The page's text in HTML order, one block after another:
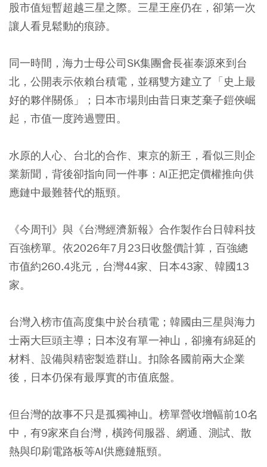
股市值短暫超越三星之際。三星王座仍在，卻第一次
讓人看見鬆動的痕跡。
同一時間，海力士母公司SK集團會長崔泰源來到台
北，公開表示依賴台積電，並稱雙方建立了「史上最
好的夥伴關係」；日本市場則由昔日東芝棄子鎧俠崛
起，市值一度跨過豐田。
水原的人心、台北的合作、東京的新王，看似三則企
業新聞，背後卻指向同一件事： AI正把定價權推向供
應鏈中最難替代的瓶頸。
《今周刊》與《台灣經濟新報》合作製作台日韓科技
百強榜單。依2026年7月23日收盤價計算，百強總
市值約260.4兆元，台灣44家、日本43家、韓國13
家。
台灣入榜市值高度集中於台積電；韓國由三星與海力
士兩大巨頭主導；日本沒有單一神山，卻擁有綿延的
材料、設備與精密製造群山。扣除各國前兩大企業
後，日本仍保有最厚實的市值底盤。
但台灣的故事不只是孤獨神山。榜單營收增幅前10名
中，有9家來自台灣，橫跨伺服器、網通、測試、散
熱與印刷電路板等AI供應鏈瓶頸。